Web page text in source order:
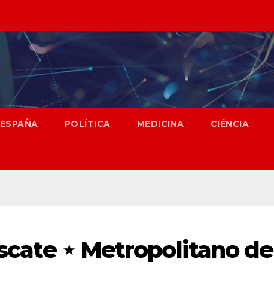
POLÍTICA MEDICINA CIÉNCIA
⋆ Metropolitano de